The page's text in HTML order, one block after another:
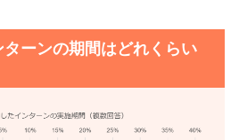
ーンの期間はどれくらい